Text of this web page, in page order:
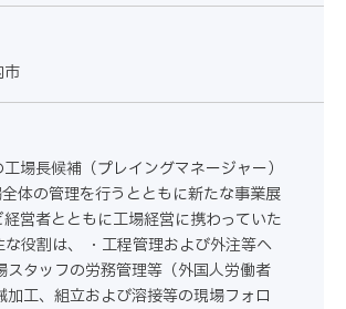
市
場長候補（プレイングマネージャー）
体の管理を行うとともに新たな事業展
営者とともに工場経営に携わっていた
な役割は、 ・工程管理および外注等へ
スタッフの労務管理等（外国人労働者
加工、組立および溶接等の現場フォロ